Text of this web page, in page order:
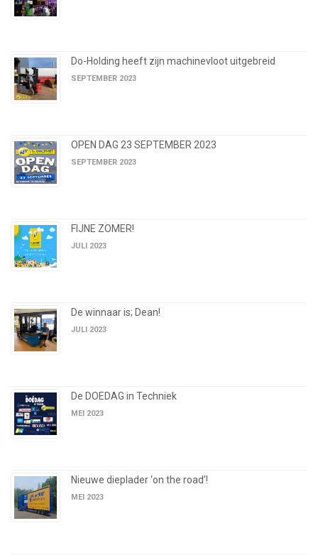
Do-Holding heeft zijn machinevloot uitgebreid
SEPTEMBER 2023
OPEN DAG 23 SEPTEMBER 2023
SEPTEMBER 2023
FIJNE ZOMER!
JULI 2023
De winnaar is; Dean!
JULI 2023
De DOEDAG in Techniek
MEI 2023
Nieuwe dieplader ‘on the road’!
MEI 2023